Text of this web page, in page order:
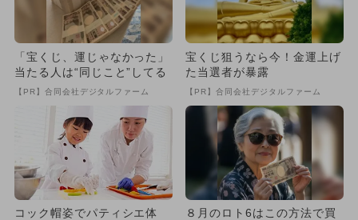
「宝くじ、運じゃなかった」
当たる人は“同じこと”してる
【PR】合同会社デジタルファーム
宝くじ狙うなら今！金運上げ
た当選者が暴露
【PR】合同会社デジタルファーム
コック帽姿でパティシエ体
８月のロト6はこの方法で買